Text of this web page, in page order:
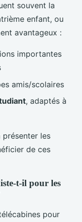
souvent la
enfant, ou
avantageux :
importantes
amis/scolaires
, adaptés à
présenter les
de ces
t-il pour les
pour